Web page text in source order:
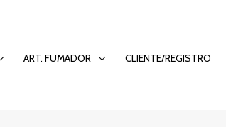
ART. FUMADOR CLIENTE/REGISTRO